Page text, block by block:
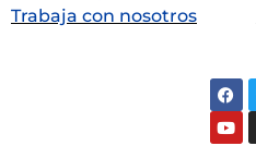
Trabaja con nosotros